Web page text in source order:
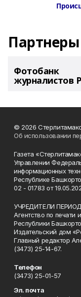
Партнеры
Фотобанк
журналистов
© 2026
Об использовании
Газета
Управлении
информационных
Республике
02 - 01783 от
УЧРЕДИТЕЛИ
Агентство по
Республики
Издательский дом
Главный редактор
(3473) 25-14-67.
Телефон
(3473) 25-01-57
Эл. почта